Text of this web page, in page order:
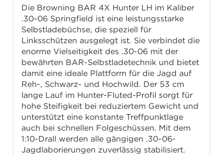
Die Browning BAR 4X Hunter LH im Kaliber
.30-06 Springfield ist eine leistungsstarke
Selbstladebüchse, die speziell für
Linksschützen ausgelegt ist. Sie verbindet die
enorme Vielseitigkeit des .30-06 mit der
bewährten BAR-Selbstladetechnik und bietet
damit eine ideale Plattform für die Jagd auf
Reh-, Schwarz- und Hochwild. Der 53 cm
lange Lauf im Hunter-Fluted-Profil sorgt für
hohe Steifigkeit bei reduziertem Gewicht und
unterstützt eine konstante Treffpunktlage
auch bei schnellen Folgeschüssen. Mit dem
1:10-Drall werden alle gängigen .30-06-
Jagdlaborierungen zuverlässig stabilisiert.